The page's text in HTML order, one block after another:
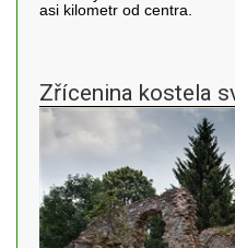
asi kilometr od centra.
Zřícenina kostela